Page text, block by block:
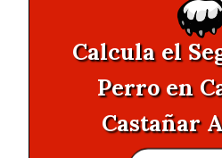
Calcula el
Perro en
Castañar